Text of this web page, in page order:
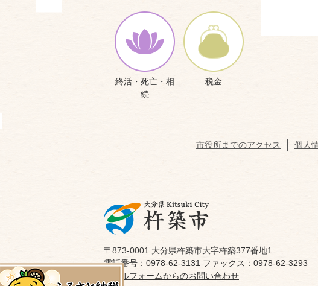
終活・死亡・相
続
税金
市役所までのアクセス 個人
〒873-0001 大分県杵築市大字杵築377番地1
電話番号：0978-62-3131 ファックス：0978-62-3293
メールフォームからのお問い合わせ